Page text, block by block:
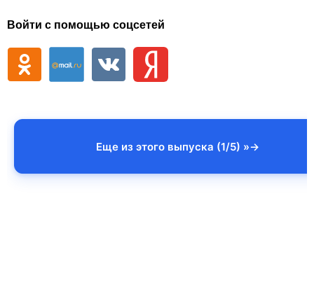
Войти с помощью соцсетей
Еще из этого выпуска (1/5) »